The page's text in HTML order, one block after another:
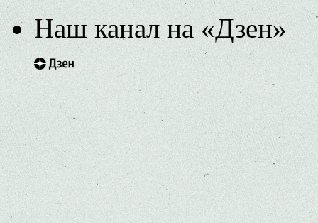
Наш канал на «Дзен»